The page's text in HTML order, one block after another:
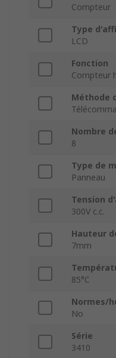
Compteur
Type
LCD
Fonction
Compteur
Méthode
Nombre
8
Type de
Panneau
Tension
300V c.c.
Hauteur
7mm
85°C
Normes/
No
Série
3410